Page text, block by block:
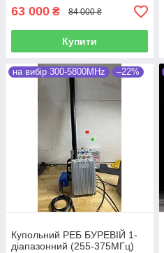
63 000 ₴ 84 000 ₴
Купити
на вибір 300-5800MHz –22%
Купольний РЕБ БУРЕВІЙ 1-
діапазонний (255-375МГц)